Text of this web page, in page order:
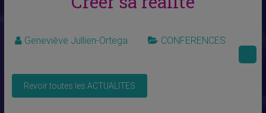
Geneviève Jullien-Ortega CONFERENCES